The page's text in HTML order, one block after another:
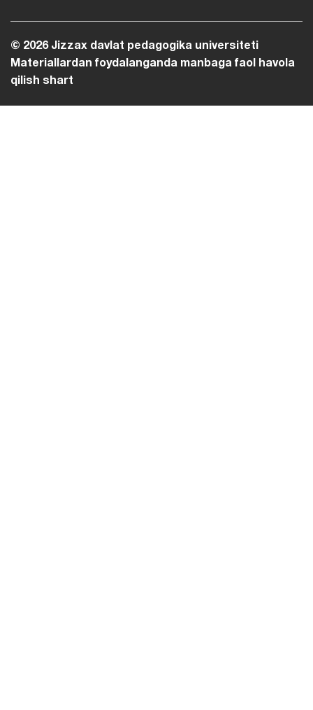
© 2026 Jizzax davlat pedagogika universiteti
Materiallardan foydalanganda manbaga faol havola
qilish shart